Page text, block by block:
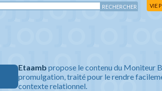
VIE
Etaamb propose le contenu du Moniteur
promulgation, traité pour le rendre
contexte relationnel.